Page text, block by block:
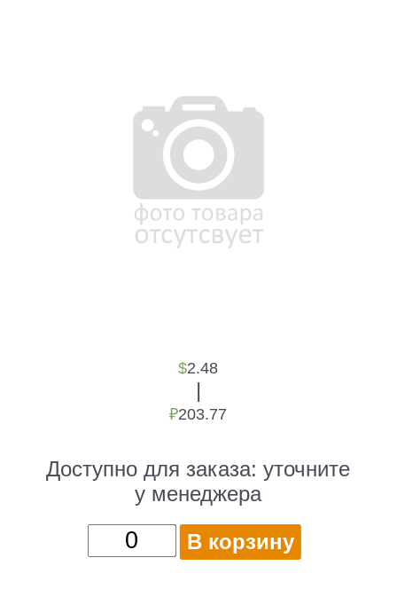
$2.48
|
₽203.77
Доступно для заказа:уточните
у менеджера
Количество
товара
В корзину